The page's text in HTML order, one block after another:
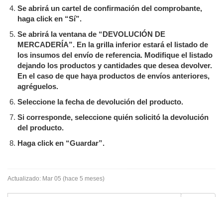
Se abrirá un cartel de confirmación del comprobante,
haga click en “Sí”.
Se abrirá la ventana de “DEVOLUCIÓN DE
MERCADERÍA”. En la grilla inferior estará el listado de
los insumos del envío de referencia. Modifique el listado
dejando los productos y cantidades que desea devolver.
En el caso de que haya productos de envíos anteriores,
agréguelos.
Seleccione la fecha de devolución del producto.
Si corresponde, seleccione quién solicitó la devolución
del producto.
Haga click en “Guardar”.
Actualizado: Mar 05 (hace 5 meses)